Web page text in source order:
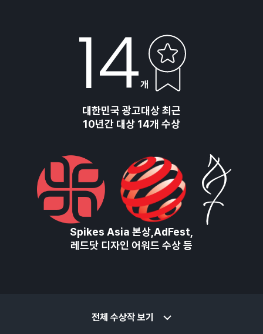
14개
대한민국 광고대상 최근
10년간 대상 14개 수상
Spikes Asia 본상,AdFest,
레드닷 디자인 어워드 수상 등
전체 수상작 보기